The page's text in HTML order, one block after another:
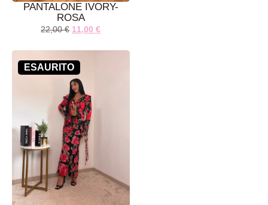
PANTALONE IVORY-
ROSA
22,00€ 11,00€
ESAURITO